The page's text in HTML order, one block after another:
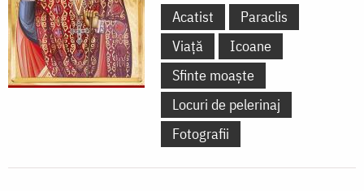
Acatist
Paraclis
Viață
Icoane
Sfinte moaște
Locuri de pelerinaj
Fotografii